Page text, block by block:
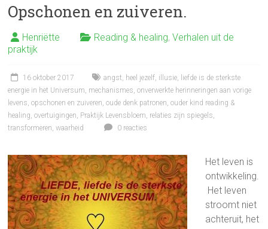
Opschonen en zuiveren.
Henriëtte Reading & healing,Verhalen uit de
praktijk
16 oktober 2017 angst, heel jezelf, illusie, liefde is de sterkste
energie in het Universum, mechanismes,onverwerkte herinneringen aan vorige
levens,opschonen en zuiveren,oude denk patronen,ouder kind reading &
healing,overtuigingen, Praktijk Levensbloem, relaties zijn spiegels,
transformeren,waarheid 0 reacties
Het leven is
ontwikkeling.
Het leven
stroomt niet
achteruit, het